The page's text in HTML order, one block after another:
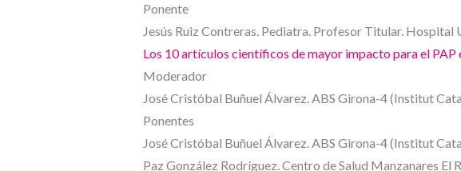
Ponente
Jesús Ruiz Contreras. Pediatra. Profesor Titular.
Los 10 artículos científicos de mayor impacto para el PAP
Moderador
José Cristóbal Buñuel Álvarez. ABS Girona-4 (Institut
Ponentes
José Cristóbal Buñuel Álvarez. ABS Girona-4 (Institut
Paz González Rodríguez. Centro de Salud Manzanares El